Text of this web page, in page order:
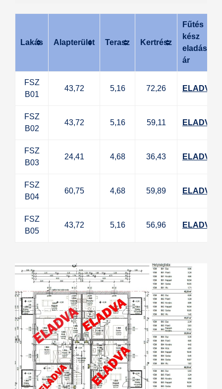
Lakás Alapterület Terasz Kertrész
Fűtés
kész
eladási
ár
FSZ
B01
43,72 5,16 72,26 ELADVA
FSZ
B02
43,72 5,16 59,11 ELADVA
FSZ
B03
24,41 4,68 36,43 ELADVA
FSZ
B04
60,75 4,68 59,89 ELADVA
FSZ
B05
43,72 5,16 56,96 ELADVA